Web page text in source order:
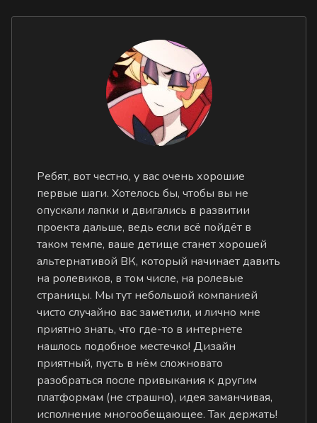
Ребят, вот честно, у вас очень хорошие
первые шаги. Хотелось бы, чтобы вы не
опускали лапки и двигались в развитии
проекта дальше, ведь если всё пойдёт в
таком темпе, ваше детище станет хорошей
альтернативой ВК, который начинает давить
на ролевиков, в том числе, на ролевые
страницы. Мы тут небольшой компанией
чисто случайно вас заметили, и лично мне
приятно знать, что где-то в интернете
нашлось подобное местечко! Дизайн
приятный, пусть в нём сложновато
разобраться после привыкания к другим
платформам (не страшно), идея заманчивая,
исполнение многообещающее. Так держать!